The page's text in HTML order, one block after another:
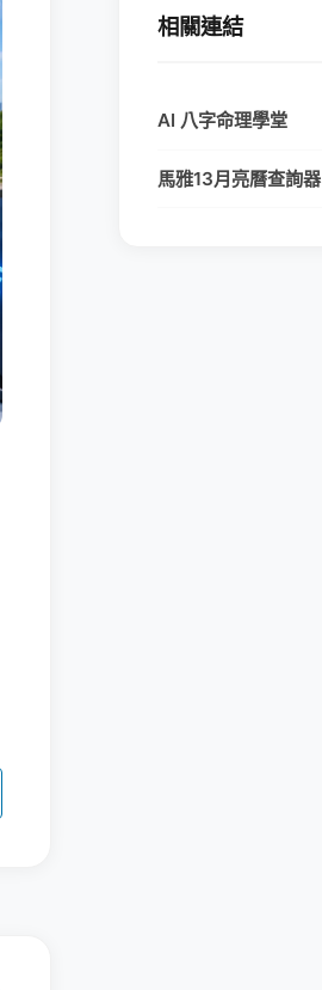
相關連結
AI 八字命理學堂
馬雅13月亮曆查詢器